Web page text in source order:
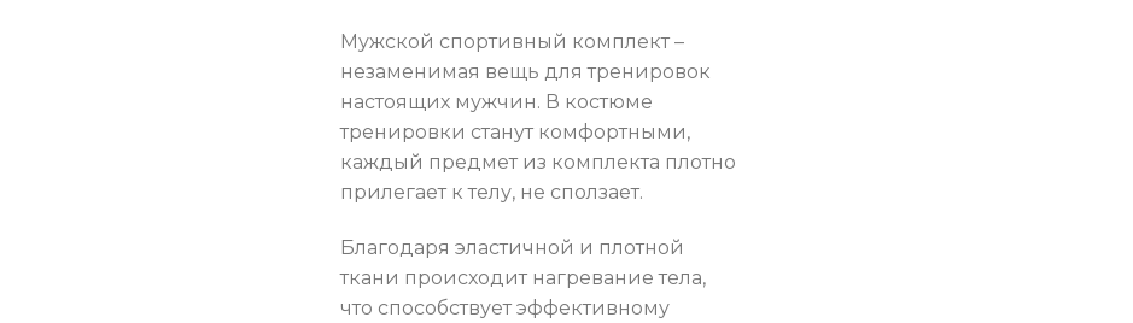
Мужской спортивный комплект –
незаменимая вещь для тренировок
настоящих мужчин. В костюме
тренировки станут комфортными,
каждый предмет из комплекта плотно
прилегает к телу, не сползает.
Благодаря эластичной и плотной
ткани происходит нагревание тела,
что способствует эффективному